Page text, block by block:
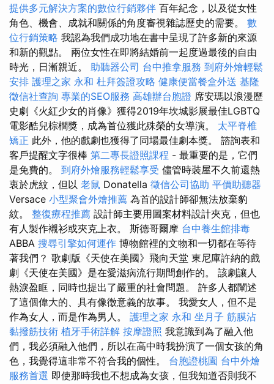
提供多元解決方案的數位行銷夥伴 百年紀念，以及從女性
角色、機會、成就和關係的角度審視雜誌歷史的需要。 數
位行銷策略 我認為我們成功地在書中呈現了許多新的來源
和新的觀點。 兩位女性在即將結婚前一起度過最後的自由
時光，日漸親近。 助聽器公司 台中推拿服務 到府外燴輕鬆
安排 護理之家 永和 杜拜簽證攻略 健康便當餐盒外送 基隆
徵信社查詢 專業的SEO服務 高雄辦台胞證 席安瑪以浪漫歷
史劇《火紅少女的肖像》獲得2019年坎城影展最佳LGBTQ
電影酷兒棕櫚獎，成為首位獲此殊榮的女導演。 太平脊椎
矯正 此外，他的戲劇也獲得了同場最佳劇本獎。 諮詢表和
客戶提醒文字很棒 第二專長證照課程 - 最重要的是，它們
是免費的。 到府外燴服務輕鬆享受 儘管時裝屋不久前還熱
衷於虎紋，但以 老鼠 Donatella 徵信公司協助 平價助聽器
Versace 小型聚會外燴推薦 為首的設計師卻無法放棄豹
紋。 整復療程推薦 設計師主要用圖案材料設計夾克，但也
有人製作襯衫或夾克上衣。 斯德哥爾摩 台中養生館排毒
ABBA 搜尋引擎如何運作 博物館裡的文物和一切都在等待
著我們？ 歌劇版《天使在美國》飛向天堂 東尼庫許納的戲
劇《天使在美國》是在愛滋病流行期間創作的。 該劇讓人
熱淚盈眶，同時也提出了嚴重的社會問題。 許多人都闡述
了這個偉大的、具有像徵意義的故事。 我愛女人，但不是
作為女人，而是作為男人。 護理之家 永和 坐月子 筋膜沾
黏撥筋技術 植牙手術詳解 按摩證照 我意識到為了融入他
們，我必須融入他們，所以在高中時我扮演了一個女孩的角
色，我覺得這非常不符合我的個性。 台胞證桃園 台中外燴
服務首選 即使那時我也不想成為女孩，但我知道否則我不